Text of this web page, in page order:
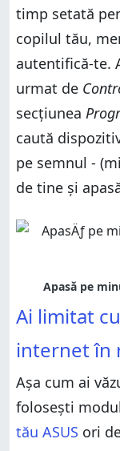
timp setată
copilul tău,
autentifică-te.
urmat de
secțiunea
caută
pe semnul -
de tine și
Ai limitat
internet în
Așa cum ai
folosești
tău ASUS ori